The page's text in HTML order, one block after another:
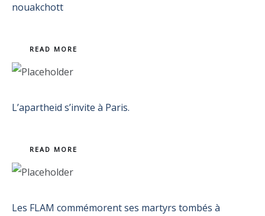
nouakchott
READ MORE
L’apartheid s’invite à Paris.
READ MORE
Les FLAM commémorent ses martyrs tombés à